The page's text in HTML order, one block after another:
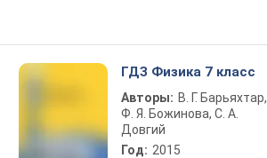
ГДЗ Физика 7 класс
Авторы: В. Г. Барьяхтар,
Ф. Я. Божинова, С. А.
Довгий
Год: 2015